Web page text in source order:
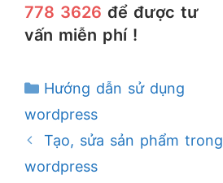
778 3626 để được tư
vấn miễn phí !
Danh
mục
Hướng dẫn sử dụng
wordpress
Tạo, sửa sản phẩm trong
wordpress